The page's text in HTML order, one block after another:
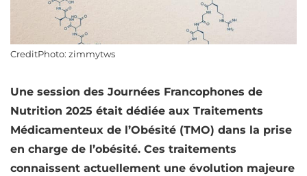
CreditPhoto: zimmytws
Une session des Journées Francophones de
Nutrition 2025 était dédiée aux Traitements
Médicamenteux de l’Obésité (TMO) dans la prise
en charge de l’obésité. Ces traitements
connaissent actuellement une évolution majeure